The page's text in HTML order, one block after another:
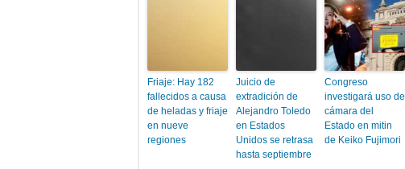
Friaje: Hay 182
fallecidos a causa
de heladas y friaje
en nueve
regiones
Juicio de
extradición de
Alejandro Toledo
en Estados
Unidos se retrasa
hasta septiembre
Congreso
investigará uso de
cámara del
Estado en mitin
de Keiko Fujimori